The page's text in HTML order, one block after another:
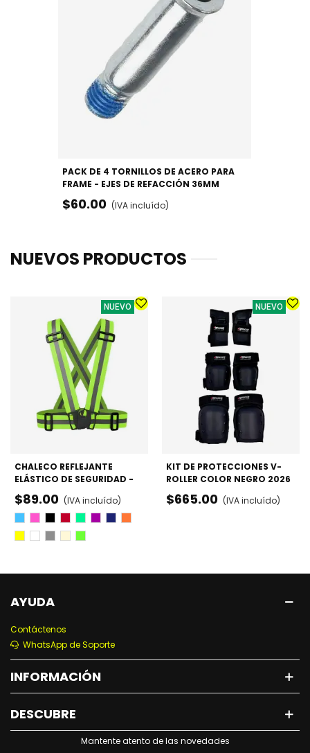
PACK DE 4 TORNILLOS DE ACERO PARA
FRAME - EJES DE REFACCIÓN 36MM
$60.00 (IVA incluído)
NUEVOS PRODUCTOS
NUEVO
CHALECO REFLEJANTE
ELÁSTICO DE SEGURIDAD -
PATINAJE Y CICLISMO
$89.00 (IVA incluído)
NUEVO
KIT DE PROTECCIONES V-
ROLLER COLOR NEGRO 2026
- RODILLERAS, CODERAS Y
MUÑEQUERAS
$665.00 (IVA incluído)
AYUDA
Contáctenos
WhatsApp de Soporte
INFORMACIÓN
DESCUBRE
Mantente atento de las novedades